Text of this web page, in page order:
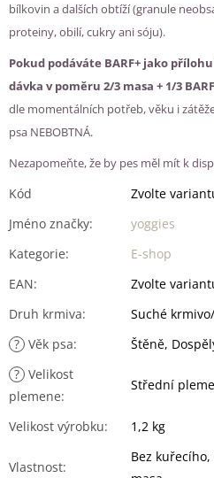
bílkovin a dalších obtíží (granule
proteiny, obilí, cukry ani sóju).
Pokud podáváte BARF+ jako
dávka v poměru 2/3 masa + 1/3
dle momentálních potřeb, věku i
psa NEBOBTNÁ.
Nezapomeňte, že by pes měl mít k
Kód
Zvolte
Jméno značky:
yoggies
Kategorie:
E-shop
EAN:
Zvolte
Druh krmiva:
Suché
? Věk psa:
Štěně,
? Velikost
plemene:
Střední
Velikost výrobku: 1,2 kg
Vlastnost:
Bez